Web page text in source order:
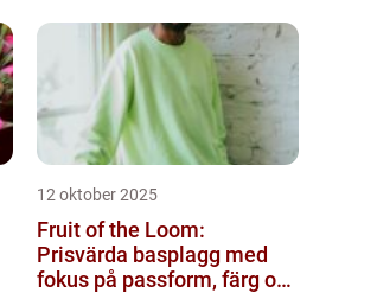
12 oktober 2025
Fruit of the Loom:
Prisvärda basplagg med
fokus på passform, färg och